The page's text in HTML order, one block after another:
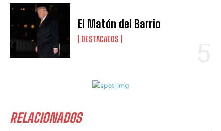
El Matón del Barrio
DESTACADOS
RELACIONADOS